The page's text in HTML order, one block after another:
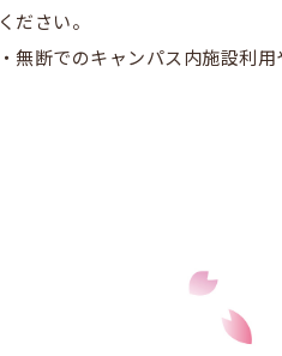
ください。
・無断でのキャンパス内施設利